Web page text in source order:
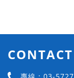
CONTACT